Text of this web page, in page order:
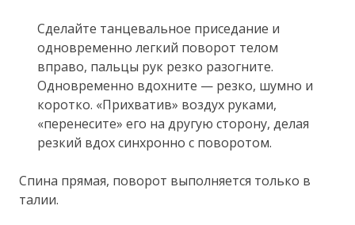
Сделайте танцевальное приседание и
одновременно легкий поворот телом
вправо, пальцы рук резко разогните.
Одновременно вдохните — резко, шумно и
коротко. «Прихватив» воздух руками,
«перенесите» его на другую сторону, делая
резкий вдох синхронно с поворотом.
Спина прямая, поворот выполняется только в
талии.